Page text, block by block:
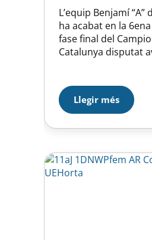
L’equip Benjamí “A”
ha acabat en la
fase final del
Catalunya disputat
classificatória del
aquesta tarda les
que decidien les
en el partit de
com…
Llegir més